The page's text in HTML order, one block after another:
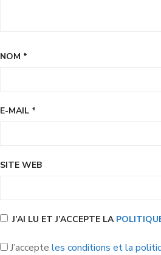
NOM *
E-MAIL *
SITE WEB
J’AI LU ET J’ACCEPTE LA
J’accepte les conditions et la